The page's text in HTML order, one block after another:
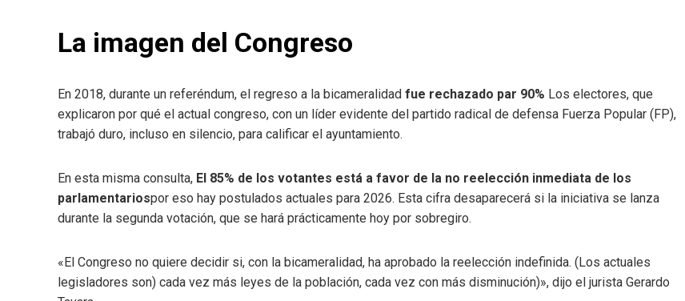
La imagen del Congreso
En 2018, durante un referéndum, el regreso a la bicameralidad fue rechazado par 90% Los electores, que
explicaron por qué el actual congreso, con un líder evidente del partido radical de defensa Fuerza Popular (FP),
trabajó duro, incluso en silencio, para calificar el ayuntamiento.
En esta misma consulta, El 85% de los votantes está a favor de la no reelección inmediata de los
parlamentariospor eso hay postulados actuales para 2026. Esta cifra desaparecerá si la iniciativa se lanza
durante la segunda votación, que se hará prácticamente hoy por sobregiro.
«El Congreso no quiere decidir si, con la bicameralidad, ha aprobado la reelección indefinida. (Los actuales
legisladores son) cada vez más leyes de la población, cada vez con más disminución)», dijo el jurista Gerardo